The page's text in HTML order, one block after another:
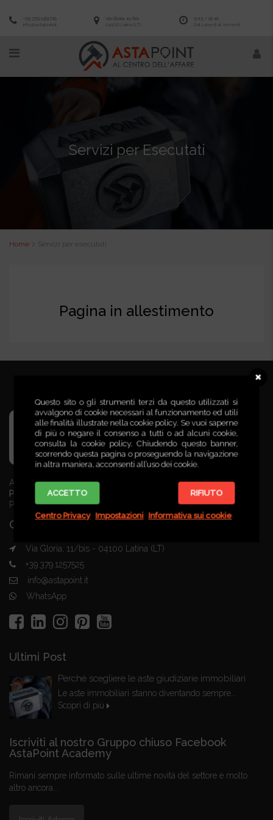
9-13 / 15-18
Dal Lunedì al Venerdì
Via Gloria, 11/bis
04100 Latina (LT)
+39.379.1251725
info@astapoint.it
Servizi per Esecutati
Home Servizi per esecutati
Pagina in allestimento
AstaPoint.it è un marchio di:
Pontina Real Estate s.r.l.
P. IVA. 02316950597
Contatti
Via Gloria, 11/bis - 04100 Latina (LT)
+39.379.1257525
info@astapoint.it
WhatsApp
Ultimi Post
Perché scegliere le aste giudiziarie immobiliari
Le aste immobiliari stanno diventando sempre...
Scopri di più
Iscriviti al nostro Gruppo chiuso Facebook
AstaPoint Academy
Rimani sempre informato sulle ultime novità del settore e molto
altro ancora...
Questo sito o gli strumenti terzi da questo utilizzati si
avvalgono di cookie necessari al funzionamento ed utili
alle finalità illustrate nella cookie policy. Se vuoi saperne
di più o negare il consenso a tutti o ad alcuni cookie,
consulta la cookie policy. Chiudendo questo banner,
scorrendo questa pagina o proseguendo la navigazione
in altra maniera, acconsenti all’uso dei cookie.
ACCETTO RIFIUTO
Centro Privacy Impostazioni Informativa sui cookie